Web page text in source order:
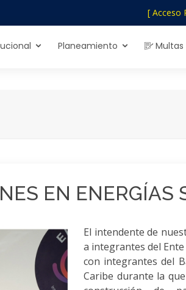
[ Acceso
Planeamiento Multas
EN ENERGÍAS
El intendente de
a integrantes del
con integrantes del
Caribe durante la